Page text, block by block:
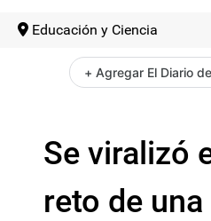
Educación y Ciencia
+ Agregar El Diario
Se viralizó
reto de